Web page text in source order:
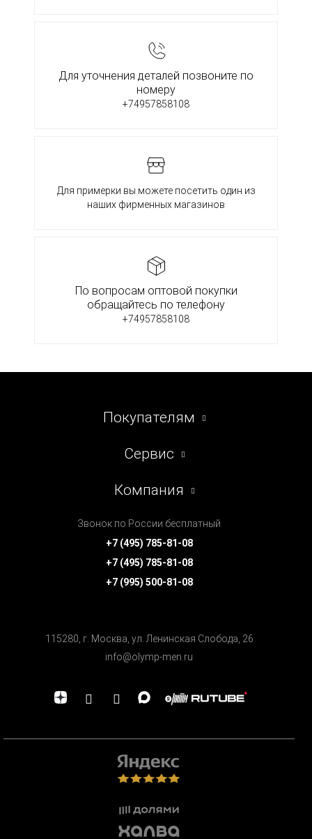
Для уточнения деталей позвоните по
номеру
+74957858108
Для примерки вы можете посетить один из
наших фирменных магазинов
По вопросам оптовой покупки
обращайтесь по телефону
+74957858108
Покупателям
Сервис
Компания
Звонок по России бесплатный
+7 (495) 785-81-08
+7 (495) 785-81-08
+7 (995) 500-81-08
115280, г. Москва, ул. Ленинская Cлобода, 26
info@olymp-men.ru